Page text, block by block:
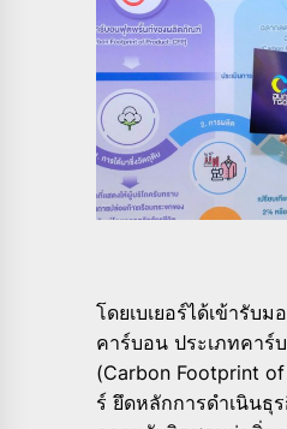
โดยเบเยอร์ได้เข้ารับ
คาร์บอน ประเภทคา
(Carbon Footprint of
ร์ ยึดหลักการดำเนินธุ